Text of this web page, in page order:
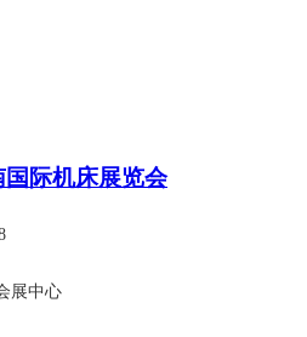
国际机床展览会
展中心